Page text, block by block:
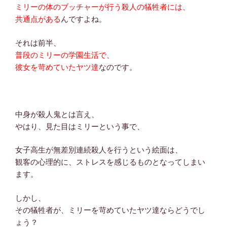
ミリーの体のブッチャーが行う殺人の犠牲者には、
共通点がある んですよね。
それは前半、
普段のミリーの学園生活で、
彼女を苛めていたヤツ達なのです。
中身が殺人鬼とは言え、
やはり、見た目はミリーという事で、
女子高生が無差別連続殺人を行うという絵面は、
観客の心理的に、ストレスを感じるものとなってしまい
ます。
しかし、
その犠牲者が、ミリーを苛めていたヤツ達ならどうでし
ょう？